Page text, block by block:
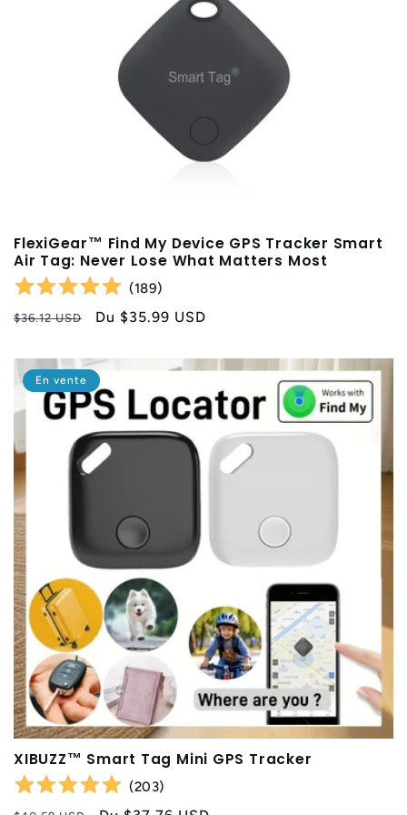
FlexiGear™ Find My Device GPS Tracker Smart
Air Tag: Never Lose What Matters Most
(189)
Prix
$36.12 USD
Prix
Du $35.99 USD
En vente
XIBUZZ™ Smart Tag Mini GPS Tracker
(203)